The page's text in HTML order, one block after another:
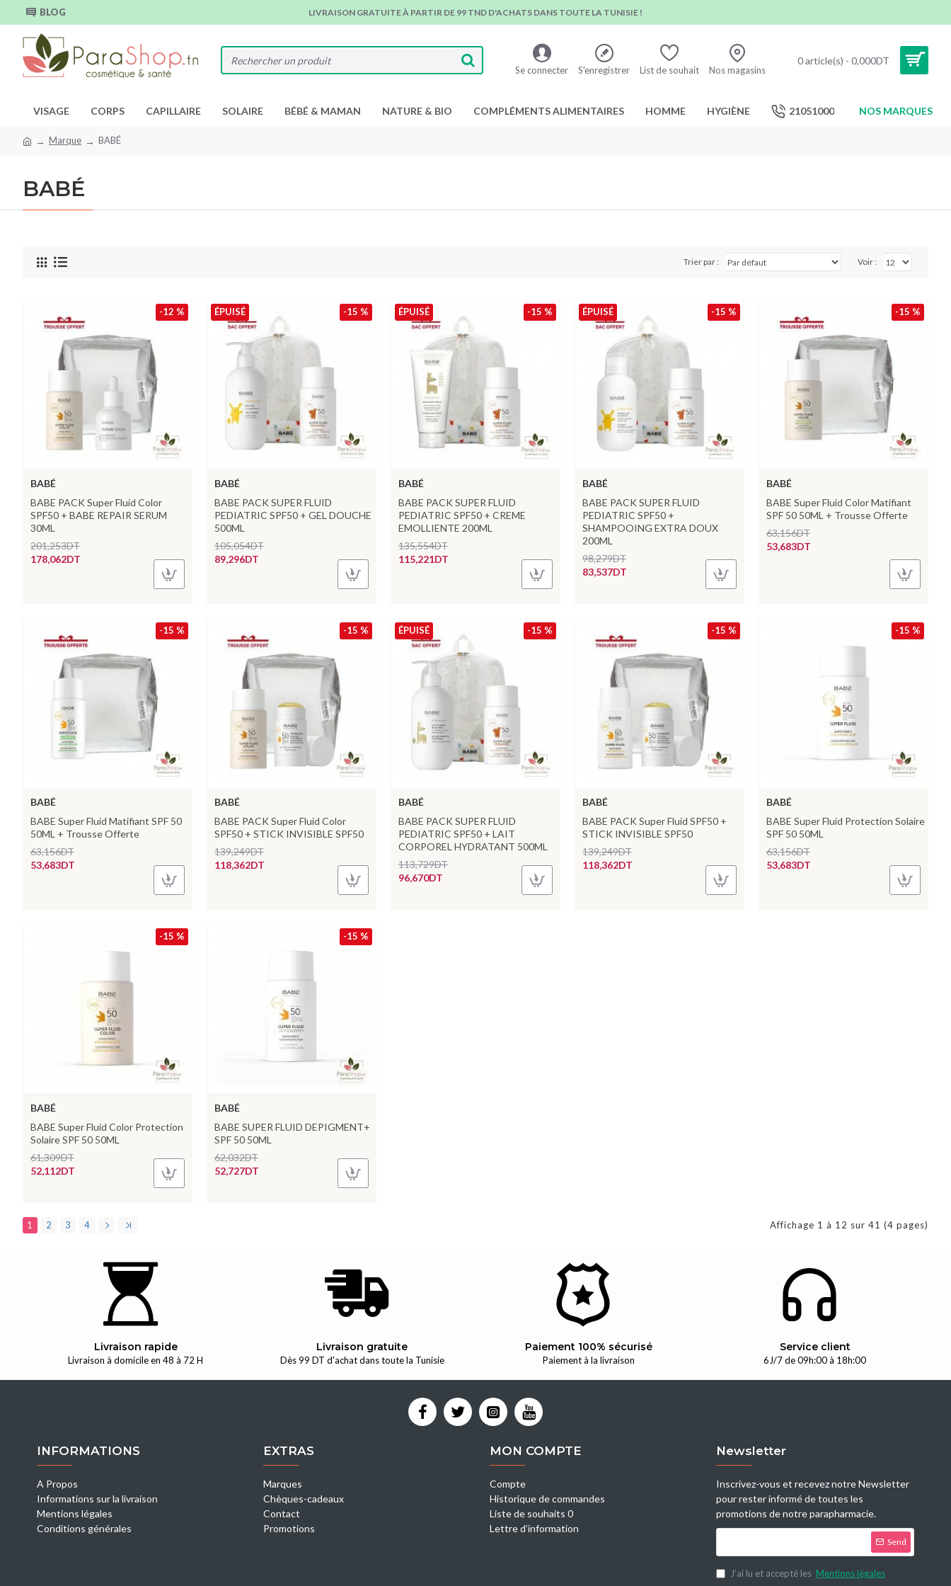
BLOG LIVRAISON GRATUITE À PARTIR DE 99 TND D'ACHATS DANS TOUTE LA TUNISIE !
Se connecter S'enregistrer List de souhait Nos magasins
0 article(s) - 0,000DT
VISAGE CORPS CAPILLAIRE SOLAIRE BÉBÉ & MAMAN NATURE & BIO COMPLÉMENTS ALIMENTAIRES HOMME HYGIÈNE 21051000 NOS MARQUES
Marque BABÉ
BABÉ
Trier par : Voir :
-12 %
BABÉ
BABE PACK Super Fluid Color
SPF50 + BABE REPAIR SERUM
30ML
178,062DT
201,253DT
-15 %
ÉPUISÉ
BABÉ
BABE PACK SUPER FLUID
PEDIATRIC SPF50 + GEL DOUCHE
500ML
89,296DT
105,054DT
-15 %
ÉPUISÉ
BABÉ
BABE PACK SUPER FLUID
PEDIATRIC SPF50 + CREME
EMOLLIENTE 200ML
115,221DT
135,554DT
-15 %
ÉPUISÉ
BABÉ
BABE PACK SUPER FLUID
PEDIATRIC SPF50 +
SHAMPOOING EXTRA DOUX
200ML
83,537DT
98,279DT
-15 %
BABÉ
BABE Super Fluid Color Matifiant
SPF 50 50ML + Trousse Offerte
53,683DT
63,156DT
-15 %
BABÉ
BABE Super Fluid Matifiant SPF 50
50ML + Trousse Offerte
53,683DT
63,156DT
-15 %
BABÉ
BABE PACK Super Fluid Color
SPF50 + STICK INVISIBLE SPF50
118,362DT
139,249DT
-15 %
ÉPUISÉ
BABÉ
BABE PACK SUPER FLUID
PEDIATRIC SPF50 + LAIT
CORPOREL HYDRATANT 500ML
96,670DT
113,729DT
-15 %
BABÉ
BABE PACK Super Fluid SPF50 +
STICK INVISIBLE SPF50
118,362DT
139,249DT
-15 %
BABÉ
BABE Super Fluid Protection Solaire
SPF 50 50ML
53,683DT
63,156DT
-15 %
BABÉ
BABE Super Fluid Color Protection
Solaire SPF 50 50ML
52,112DT
61,309DT
-15 %
BABÉ
BABE SUPER FLUID DEPIGMENT+
SPF 50 50ML
52,727DT
62,032DT
1 2 3 4 Affichage 1 à 12 sur 41 (4 pages)
Livraison rapide
Livraison à domicile en 48 à 72 H
Livraison gratuite
Dès 99 DT d'achat dans toute la Tunisie
Paiement 100% sécurisé
Paiement à la livraison
Service client
6J/7 de 09h:00 à 18h:00
INFORMATIONS
A Propos
Informations sur la livraison
Mentions légales
Conditions générales
EXTRAS
Marques
Chèques-cadeaux
Contact
Promotions
MON COMPTE
Compte
Historique de commandes
Liste de souhaits 0
Lettre d’information
Newsletter
Inscrivez-vous et recevez notre Newsletter
pour rester informé de toutes les
promotions de notre parapharmacie.
Send
J’ai lu et accepté les Mentions légales